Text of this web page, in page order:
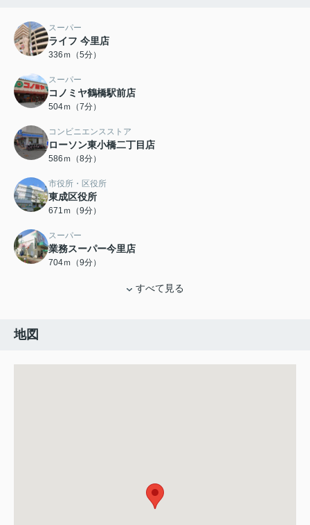
スーパー
ライフ 今里店
336ｍ（5分）
スーパー
コノミヤ鶴橋駅前店
504ｍ（7分）
コンビニエンスストア
ローソン東小橋二丁目店
586ｍ（8分）
市役所・区役所
東成区役所
671ｍ（9分）
スーパー
業務スーパー今里店
704ｍ（9分）
すべて見る
地図